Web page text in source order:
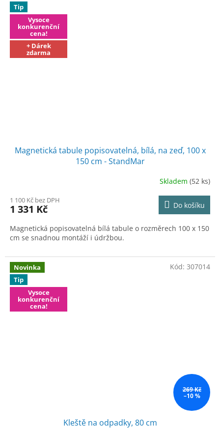
Tip
Vysoce
konkurenční
cena!
+ Dárek
zdarma
Magnetická tabule popisovatelná, bílá, na zeď, 100 x
150 cm - StandMar
Skladem (52 ks)
1 100 Kč bez DPH
1 331 Kč Do košíku
Magnetická popisovatelná bílá tabule o rozměrech 100 x 150
cm se snadnou montáží i údržbou.
Novinka
Tip
Vysoce
konkurenční
cena!
269 Kč
–10 %
Kleště na odpadky, 80 cm
Kód: 307014